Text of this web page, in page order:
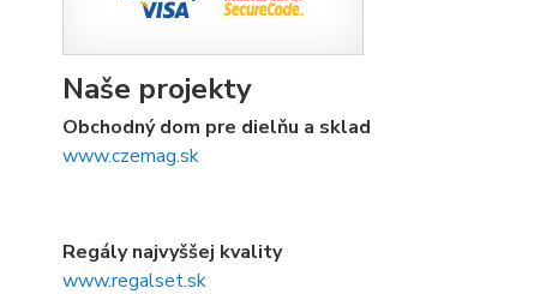
Naše projekty
Obchodný dom pre dielňu a sklad
www.czemag.sk
Regály najvyššej kvality
www.regalset.sk